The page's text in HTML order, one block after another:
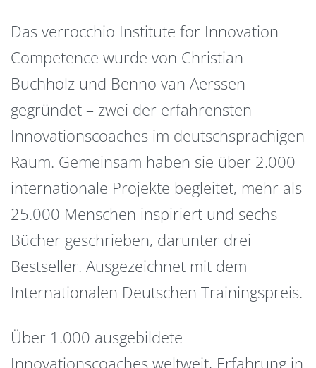
Das verrocchio Institute for Innovation
Competence wurde von Christian
Buchholz und Benno van Aerssen
gegründet – zwei der erfahrensten
Innovationscoaches im deutschsprachigen
Raum. Gemeinsam haben sie über 2.000
internationale Projekte begleitet, mehr als
25.000 Menschen inspiriert und sechs
Bücher geschrieben, darunter drei
Bestseller. Ausgezeichnet mit dem
Internationalen Deutschen Trainingspreis.
Über 1.000 ausgebildete
Innovationscoaches weltweit, Erfahrung in